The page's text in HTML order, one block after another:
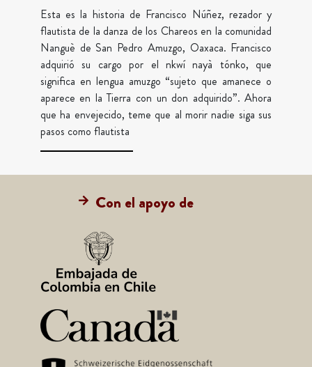
Esta es la historia de Francisco Núñez, rezador y
flautista de la danza de los Chareos en la comunidad
Nanguè de San Pedro Amuzgo, Oaxaca. Francisco
adquirió su cargo por el nkwí nayà tónko, que
significa en lengua amuzgo “sujeto que amanece o
aparece en la Tierra con un don adquirido”. Ahora
que ha envejecido, teme que al morir nadie siga sus
pasos como flautista
Con el apoyo de